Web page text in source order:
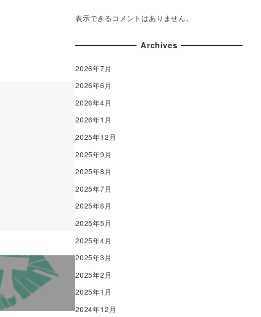
表示できるコメントはありません。
Archives
2026年7月
2026年6月
2026年4月
2026年1月
2025年12月
2025年9月
2025年8月
2025年7月
2025年6月
2025年5月
2025年4月
2025年3月
2025年2月
2025年1月
2024年12月